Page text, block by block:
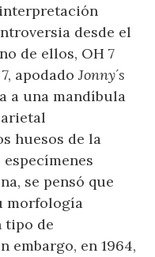
desde el
de ellos, OH 7
7, apodadoJonny´s
a una mandíbula
huesos de la
se pensó que
morfología
tipo de
embargo, en 1964,